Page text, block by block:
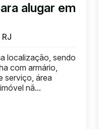
alugar em
localização, sendo
com armário,
serviço, área
nã...